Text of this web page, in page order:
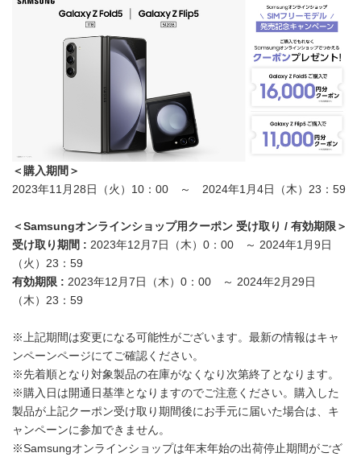
＜購入期間＞
2023年11月28日（火）10：00 ～ 2024年1月4日（木）23：59
＜ Samsungオンラインショップ用クーポン 受け取り / 有効期限＞
受け取り期間 : 2023年12月7日（木）0：00 ～ 2024年1月9日
（火）23：59
有効期限 : 2023年12月7日（木）0：00 ～ 2024年2月29日
（木）23：59
※上記期間は変更になる可能性がございます。最新の情報はキャ
ンペーンページにてご確認ください。
※先着順となり対象製品の在庫がなくなり次第終了となります。
※購入日は開通日基準となりますのでご注意ください。購入した
製品が上記クーポン受け取り期間後にお手元に届いた場合は、キ
ャンペーンに参加できません。
※Samsungオンラインショップは年末年始の出荷停止期間がござ